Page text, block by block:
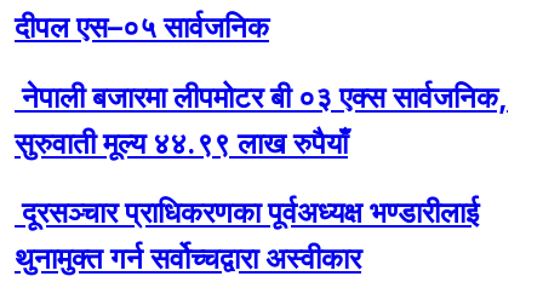
दीपल एस–०५ सार्वजनिक
नेपाली बजारमा लीपमोटर बी ०३ एक्स सार्वजनिक,
सुरुवाती मूल्य ४४.९९ लाख रुपैयाँ
दूरसञ्चार प्राधिकरणका पूर्वअध्यक्ष भण्डारीलाई
थुनामुक्त गर्न सर्वोच्चद्वारा अस्वीकार